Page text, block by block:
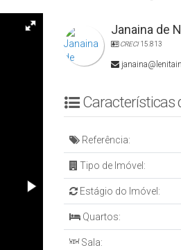
Janaina de
CRECI15.813
Características
Referência:
Tipo de Imóvel:
Estágio do Imóvel:
Quartos:
Sala: